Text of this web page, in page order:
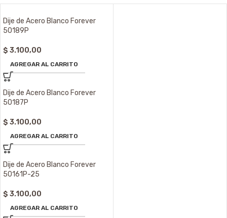
Dije de Acero Blanco Forever
50189P
$ 3.100,00
AGREGAR AL CARRITO
Dije de Acero Blanco Forever
50187P
$ 3.100,00
AGREGAR AL CARRITO
Dije de Acero Blanco Forever
50161P-25
$ 3.100,00
AGREGAR AL CARRITO